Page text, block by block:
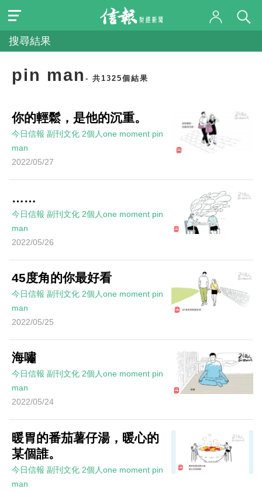
搜尋結果
pin man - 共1325個結果
你的輕鬆，是他的沉重。
今日信報 副刊文化 2個人one moment pin
man
2022/05/27
……
今日信報 副刊文化 2個人one moment pin
man
2022/05/26
45度角的你最好看
今日信報 副刊文化 2個人one moment pin
man
2022/05/25
海嘯
今日信報 副刊文化 2個人one moment pin
man
2022/05/24
暖胃的番茄薯仔湯，暖心的
某個誰。
今日信報 副刊文化 2個人one moment pin
man